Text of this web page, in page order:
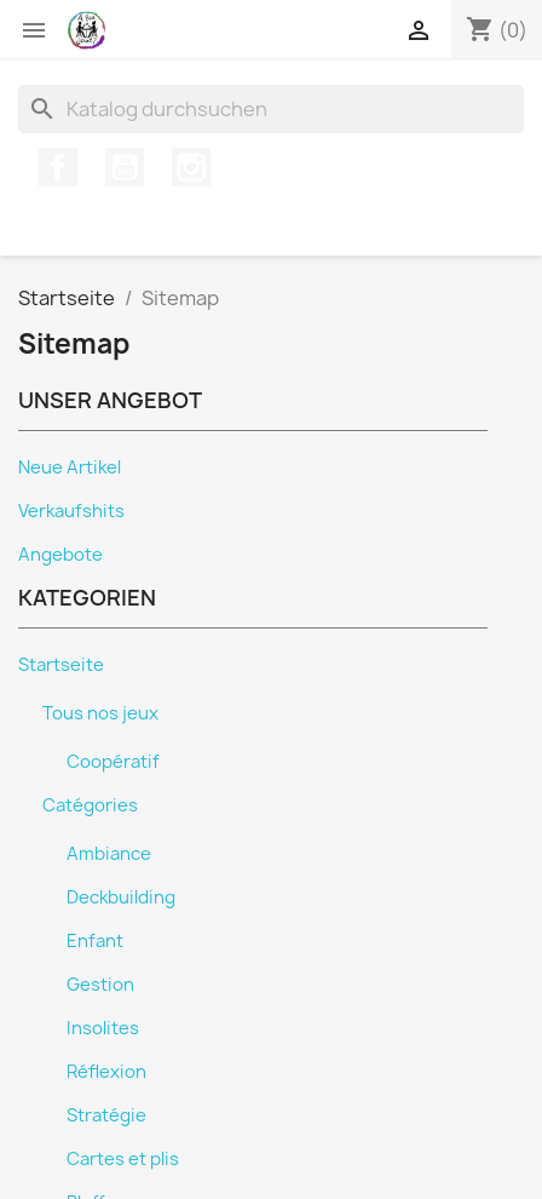
 shopping_cart (0)

search
Startseite Sitemap
Sitemap
UNSER ANGEBOT
Neue Artikel
Verkaufshits
Angebote
KATEGORIEN
Startseite
Tous nos jeux
Coopératif
Catégories
Ambiance
Deckbuilding
Enfant
Gestion
Insolites
Réflexion
Stratégie
Cartes et plis